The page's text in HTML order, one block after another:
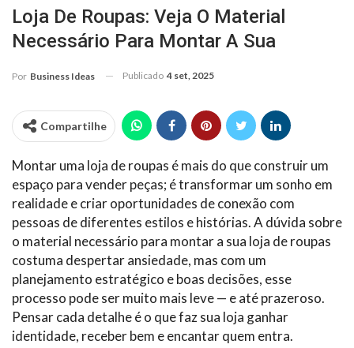
Loja De Roupas: Veja O Material
Necessário Para Montar A Sua
Por Business Ideas Publicado 4 set, 2025
Compartilhe
Montar uma loja de roupas é mais do que construir um
espaço para vender peças; é transformar um sonho em
realidade e criar oportunidades de conexão com
pessoas de diferentes estilos e histórias. A dúvida sobre
o material necessário para montar a sua loja de roupas
costuma despertar ansiedade, mas com um
planejamento estratégico e boas decisões, esse
processo pode ser muito mais leve — e até prazeroso.
Pensar cada detalhe é o que faz sua loja ganhar
identidade, receber bem e encantar quem entra.